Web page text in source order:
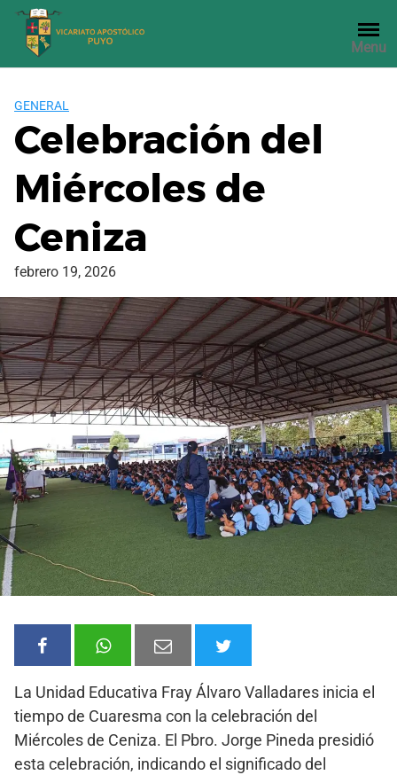
Saltar
contenido
Menu
GENERAL
Celebración del
Miércoles de
Ceniza
febrero 19, 2026
La Unidad Educativa Fray Álvaro Valladares inicia el
tiempo de Cuaresma con la celebración del
Miércoles de Ceniza. El Pbro. Jorge Pineda presidió
esta celebración, indicando el significado del